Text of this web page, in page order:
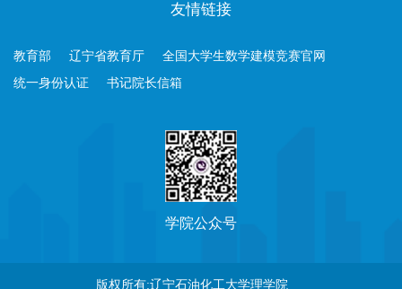
友情链接
教育部 辽宁省教育厅
全国大学生数学建模竞赛官网
统一身份认证
书记院长信箱
学院公众号
版权所有:辽宁石油化工大学理学院